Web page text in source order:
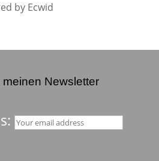
by Ecwid
Newsletter